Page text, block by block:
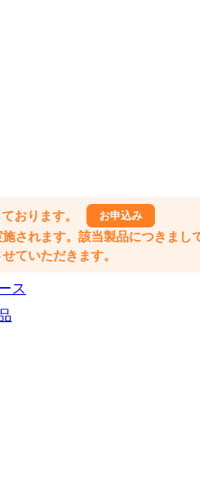
ス
おります。 お申込み
れます。該当製品につきまし
ていただきます。